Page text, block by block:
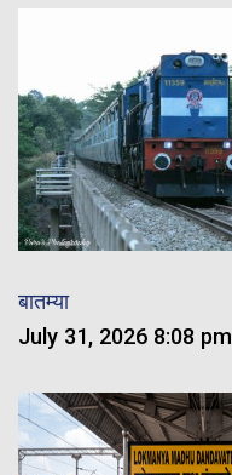
बातम्या
July 31, 2026 8:08 pm